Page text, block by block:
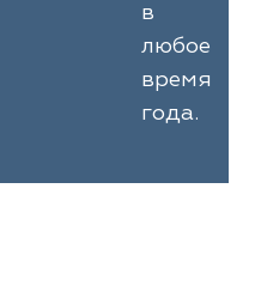
в
любое
время
года.